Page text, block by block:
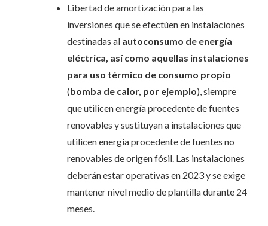
Libertad de amortización para las
inversiones que se efectúen en instalaciones
destinadas al autoconsumo de energía
eléctrica, así como aquellas instalaciones
para uso térmico de consumo propio
(bomba de calor, por ejemplo), siempre
que utilicen energía procedente de fuentes
renovables y sustituyan a instalaciones que
utilicen energía procedente de fuentes no
renovables de origen fósil. Las instalaciones
deberán estar operativas en 2023 y se exige
mantener nivel medio de plantilla durante 24
meses.